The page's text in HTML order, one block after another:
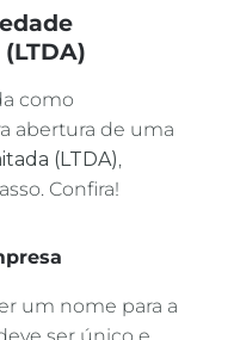
como
abertura de uma
(LTDA),
Confira!
um nome para a